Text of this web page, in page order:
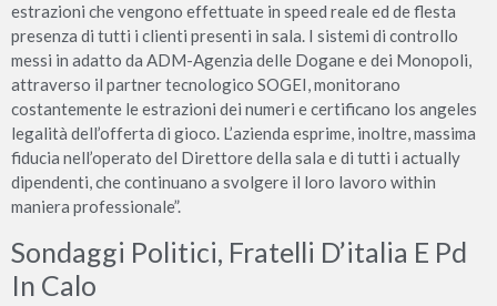
estrazioni che vengono effettuate in speed reale ed de flesta
presenza di tutti i clienti presenti in sala. I sistemi di controllo
messi in adatto da ADM-Agenzia delle Dogane e dei Monopoli,
attraverso il partner tecnologico SOGEI, monitorano
costantemente le estrazioni dei numeri e certificano los angeles
legalità dell’offerta di gioco. L’azienda esprime, inoltre, massima
fiducia nell’operato del Direttore della sala e di tutti i actually
dipendenti, che continuano a svolgere il loro lavoro within
maniera professionale”.
Sondaggi Politici, Fratelli D’italia E Pd
In Calo